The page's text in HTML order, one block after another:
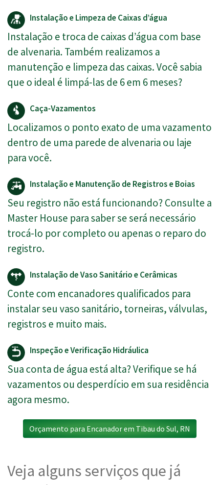
Instalação e Limpeza de Caixas d’água
Instalação e troca de caixas d’água com base
de alvenaria. Também realizamos a
manutenção e limpeza das caixas. Você sabia
que o ideal é limpá-las de 6 em 6 meses?
Caça-Vazamentos
Localizamos o ponto exato de uma vazamento
dentro de uma parede de alvenaria ou laje
para você.
Instalação e Manutenção de Registros e Boias
Seu registro não está funcionando? Consulte a
Master House para saber se será necessário
trocá-lo por completo ou apenas o reparo do
registro.
Instalação de Vaso Sanitário e Cerâmicas
Conte com encanadores qualificados para
instalar seu vaso sanitário, torneiras, válvulas,
registros e muito mais.
Inspeção e Verificação Hidráulica
Sua conta de água está alta? Verifique se há
vazamentos ou desperdício em sua residência
agora mesmo.
Orçamento para Encanador em Tibau do Sul, RN
Veja alguns serviços que já